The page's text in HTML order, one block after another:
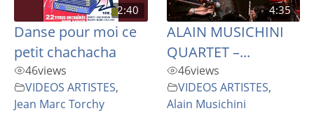
2:40
Danse pour moi ce
petit chachacha
46views
VIDEOS ARTISTES,
Jean Marc Torchy
4:35
ALAIN MUSICHINI
QUARTET –...
46views
VIDEOS ARTISTES,
Alain Musichini